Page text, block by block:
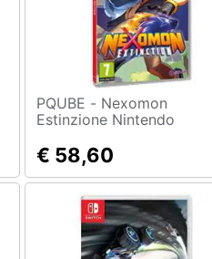
PQUBE - Nexomon
Estinzione Nintendo
€ 58,60